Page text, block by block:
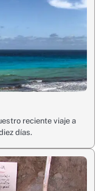
reciente viaje a
días.